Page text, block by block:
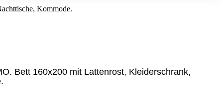
Kommode.
Bett 160x200 mit Lattenrost, Kleiderschrank,